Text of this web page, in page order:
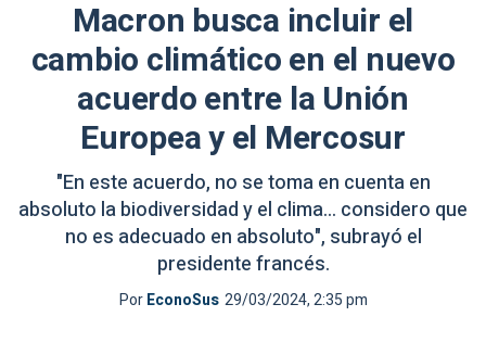
Macron busca incluir el
cambio climático en el nuevo
acuerdo entre la Unión
Europea y el Mercosur
"En este acuerdo, no se toma en cuenta en
absoluto la biodiversidad y el clima... considero que
no es adecuado en absoluto", subrayó el
presidente francés.
PorEconoSus 29/03/2024, 2:35 pm